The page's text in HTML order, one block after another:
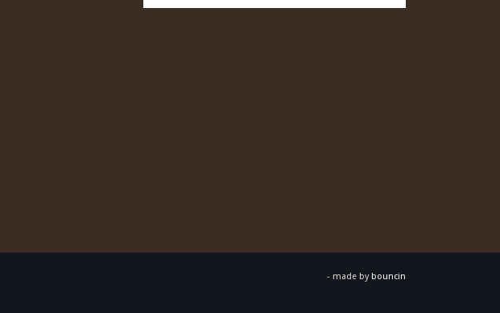
- made by bouncin